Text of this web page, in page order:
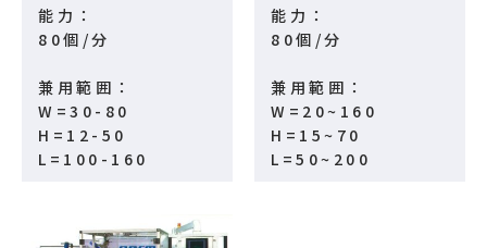
能力：
80個/分
兼用範囲：
W=30-80
H=12-50
L=100-160
能力：
80個/分
兼用範囲：
W=20~160
H=15~70
L=50~200